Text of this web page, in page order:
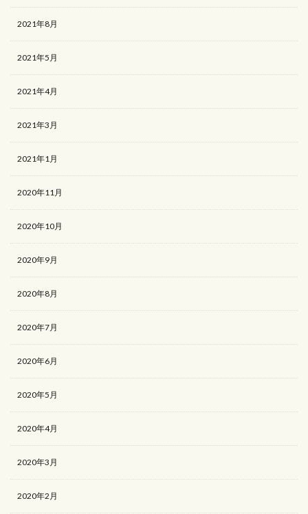
2021年8月
2021年5月
2021年4月
2021年3月
2021年1月
2020年11月
2020年10月
2020年9月
2020年8月
2020年7月
2020年6月
2020年5月
2020年4月
2020年3月
2020年2月